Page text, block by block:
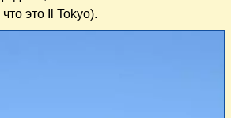
это Il Tokyo).